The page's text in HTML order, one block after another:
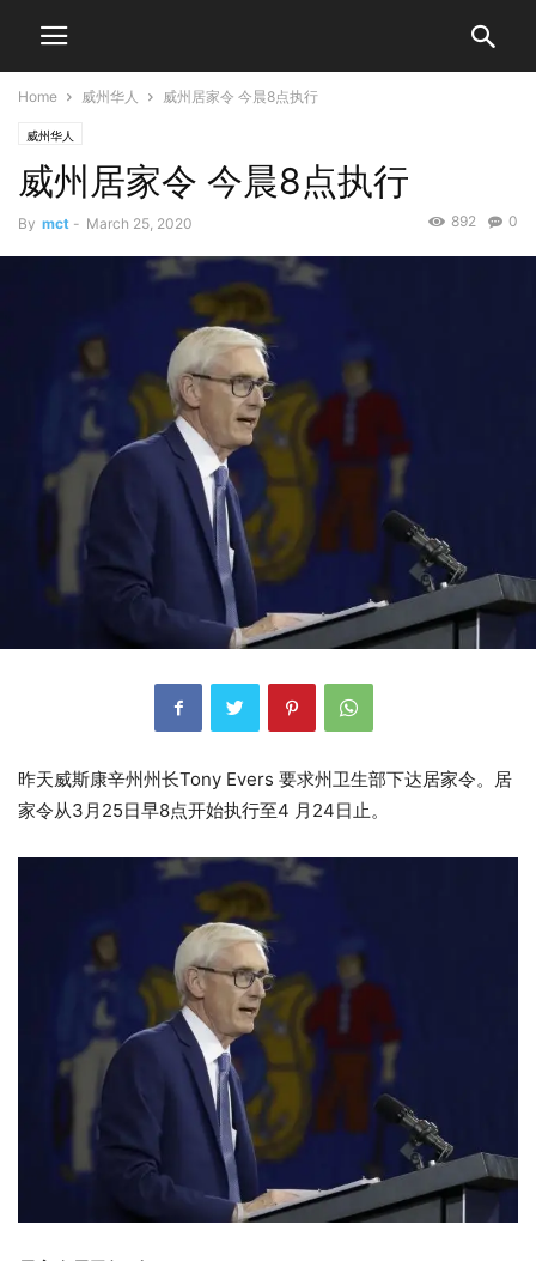
Home 威州华人 威州居家令 今晨8点执行
威州华人
威州居家令 今晨8点执行
By mct - March 25, 2020 0
892
昨天威斯康辛州州长Tony Evers 要求州卫生部下达居家令。居
家令从3月25日早8点开始执行至4 月24日止。